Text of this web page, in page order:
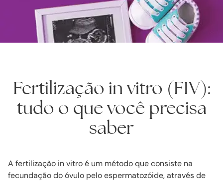
Fertilização in vitro (FIV):
tudo o que você precisa
saber
A fertilização in vitro é um método que consiste na
fecundação do óvulo pelo espermatozóide, através de